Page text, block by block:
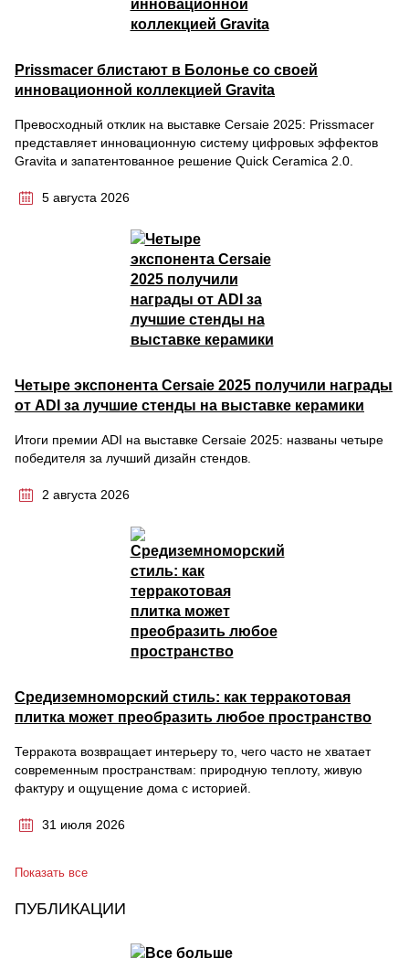
Prissmacer блистают в Болонье со своей
инновационной коллекцией Gravita
Превосходный отклик на выставке Cersaie 2025: Prissmacer
представляет инновационную систему цифровых эффектов
Gravita и запатентованное решение Quick Ceramica 2.0.
5 августа 2026
Четыре экспонента Cersaie 2025 получили награды
от ADI за лучшие стенды на выставке керамики
Итоги премии ADI на выставке Cersaie 2025: названы четыре
победителя за лучший дизайн стендов.
2 августа 2026
Средиземноморский стиль: как терракотовая
плитка может преобразить любое пространство
Терракота возвращает интерьеру то, чего часто не хватает
современным пространствам: природную теплоту, живую
фактуру и ощущение дома с историей.
31 июля 2026
Показать все
ПУБЛИКАЦИИ